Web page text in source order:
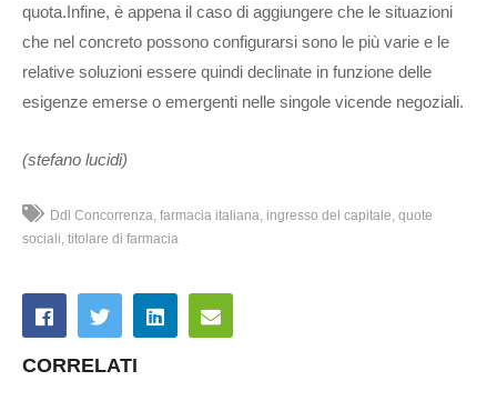
quota.Infine, è appena il caso di aggiungere che le situazioni
che nel concreto possono configurarsi sono le più varie e le
relative soluzioni essere quindi declinate in funzione delle
esigenze emerse o emergenti nelle singole vicende negoziali.
(stefano lucidi)
Ddl Concorrenza farmacia italiana ingresso del capitale quote
sociali titolare di farmacia
CORRELATI